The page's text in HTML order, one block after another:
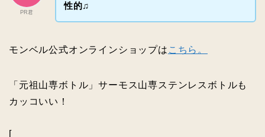
PR君
性的♫
モンベル公式オンラインショップは こちら。
「元祖山専ボトル」サーモス山専ステンレスボトルも
カッコいい！
[